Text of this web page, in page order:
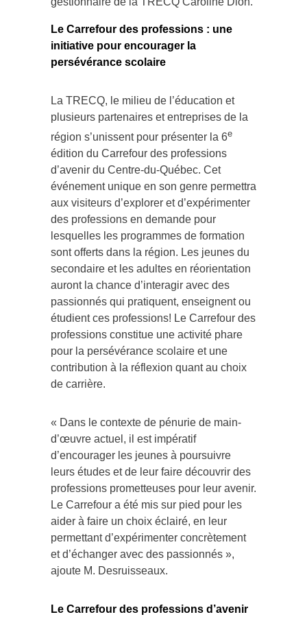
Le Carrefour des professions : une
initiative pour encourager la
persévérance scolaire
La TRECQ, le milieu de l’éducation et
plusieurs partenaires et entreprises de la
région s’unissent pour présenter la 6e
édition du Carrefour des professions
d’avenir du Centre-du-Québec. Cet
événement unique en son genre permettra
aux visiteurs d’explorer et d’expérimenter
des professions en demande pour
lesquelles les programmes de formation
sont offerts dans la région. Les jeunes du
secondaire et les adultes en réorientation
auront la chance d’interagir avec des
passionnés qui pratiquent, enseignent ou
étudient ces professions! Le Carrefour des
professions constitue une activité phare
pour la persévérance scolaire et une
contribution à la réflexion quant au choix
de carrière.
« Dans le contexte de pénurie de main-
d’œuvre actuel, il est impératif
d’encourager les jeunes à poursuivre
leurs études et de leur faire découvrir des
professions prometteuses pour leur avenir.
Le Carrefour a été mis sur pied pour les
aider à faire un choix éclairé, en leur
permettant d’expérimenter concrètement
et d’échanger avec des passionnés »,
ajoute M. Desruisseaux.
Le Carrefour des professions d’avenir